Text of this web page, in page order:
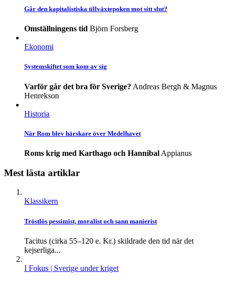
Går den kapitalistiska tillväxtepoken mot sitt slut?
Omställningens tid Björn Forsberg
Ekonomi
Systemskiftet som kom av sig
Varför går det bra för Sverige? Andreas Bergh & Magnus
Henrekson
Historia
När Rom blev härskare över Medelhavet
Roms krig med Karthago och Hannibal Appianus
Mest lästa artiklar
Klassikern
Tröstlös pessimist, moralist och sann manierist
Tacitus (cirka 55–120 e. Kr.) skildrade den tid när det
kejserliga...
I Fokus | Sverige under kriget